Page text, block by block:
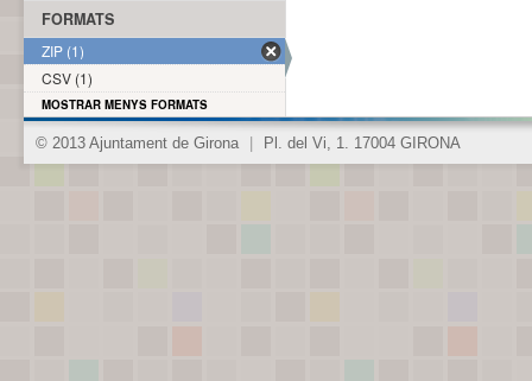
FORMATS
ZIP (1)
CSV (1)
MOSTRAR MENYS FORMATS
© 2013 Ajuntament de Girona Pl. del Vi, 1. 17004 GIRONA